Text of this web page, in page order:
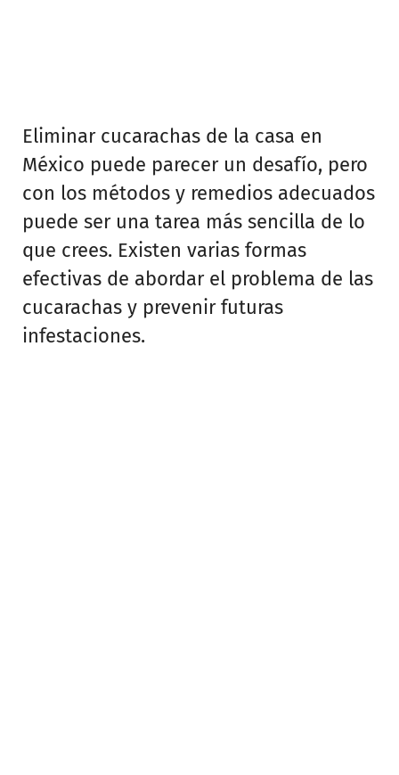
Eliminar cucarachas de la casa en
México puede parecer un desafío, pero
con los métodos y remedios adecuados
puede ser una tarea más sencilla de lo
que crees. Existen varias formas
efectivas de abordar el problema de las
cucarachas y prevenir futuras
infestaciones.